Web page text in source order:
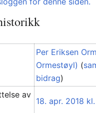
Per Eriksen
Ormestøyl) (
bidrag)
av
18. apr. 2018